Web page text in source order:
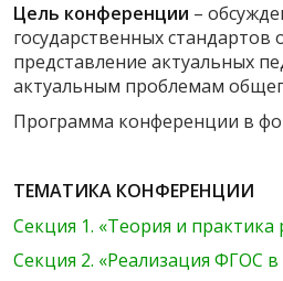
Цель конференции –
государственных
представление актуальных
актуальным проблемам
Программа конференции в
ТЕМАТИКА КОНФЕРЕНЦИИ
Секция 1. «Теория и
Секция 2. «Реализация ФГОС